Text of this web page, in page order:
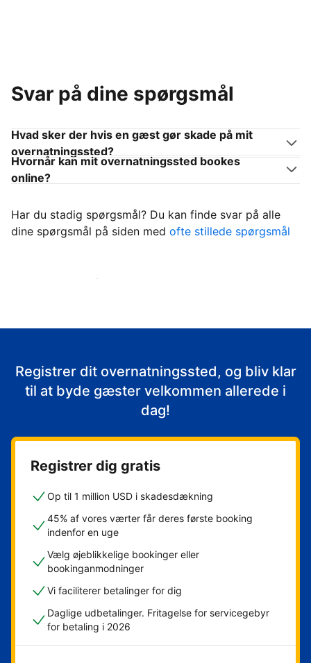
Svar på dine spørgsmål
Hvad sker der hvis en gæst gør skade på mit
overnatningssted?
Hvornår kan mit overnatningssted bookes
online?
Har du stadig spørgsmål? Du kan finde svar på alle
dine spørgsmål på siden med ofte stillede spørgsmål
Begynd at tage imod gæster
Registrer dit overnatningssted, og bliv klar
til at byde gæster velkommen allerede i
dag!
Registrer dig gratis
Op til 1 million USD i skadesdækning
45% af vores værter får deres første booking
indenfor en uge
Vælg øjeblikkelige bookinger eller
bookinganmodninger
Vi faciliterer betalinger for dig
Daglige udbetalinger. Fritagelse for servicegebyr
for betaling i 2026